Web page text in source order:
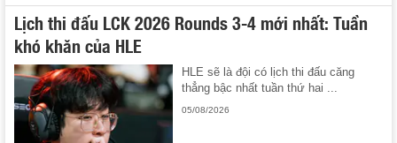
Lịch thi đấu LCK 2026 Rounds 3-4 mới nhất: Tuần
khó khăn của HLE
HLE sẽ là đội có lịch thi đấu căng
thẳng bậc nhất tuần thứ hai ...
05/08/2026